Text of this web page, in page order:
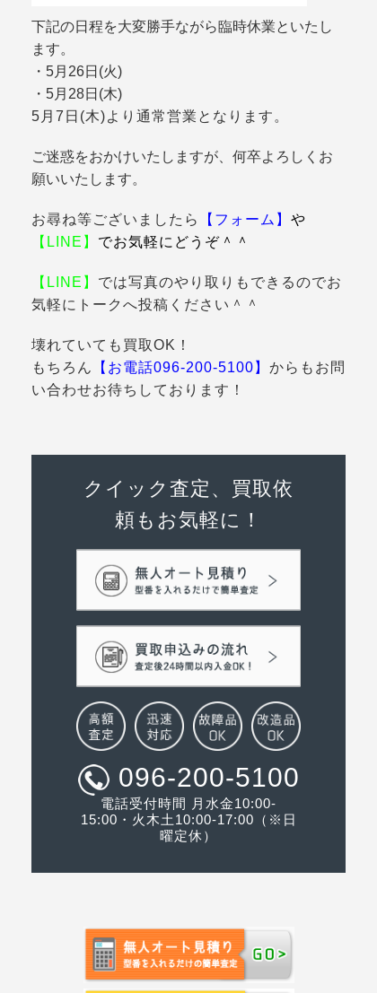
下記の日程を大変勝手ながら臨時休業といたし
ます。
・5月26日(火)
・5月28日(木)
5月7日(木)より通常営業となります。
ご迷惑をおかけいたしますが、何卒よろしくお
願いいたします。
お尋ね等ございましたら 【フォーム】 や
【LINE】 でお気軽にどうぞ＾＾
【LINE】 では写真のやり取りもできるのでお
気軽にトークへ投稿ください＾＾
壊れていても買取OK！
もちろん
【お電話096-200-5100】 からもお問
い合わせお待ちしております！
クイック査定、買取依
頼もお気軽に！
096-200-5100
電話受付時間 月水金10:00-
15:00・火木土10:00-17:00（※日
曜定休）